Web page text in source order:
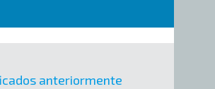
anteriormente